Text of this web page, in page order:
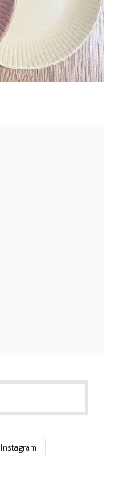
Instagram